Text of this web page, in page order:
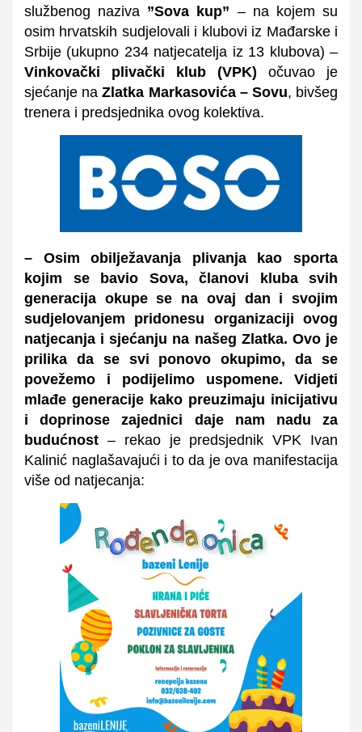
službenog naziva ”Sova kup” – na kojem su
osim hrvatskih sudjelovali i klubovi iz Mađarske i
Srbije (ukupno 234 natjecatelja iz 13 klubova) –
Vinkovački plivački klub (VPK) očuvao je
sjećanje naZlatka Markasovića – Sovu, bivšeg
trenera i predsjednika ovog kolektiva.
– Osim obilježavanja plivanja kao sporta
kojim se bavio Sova, članovi kluba svih
generacija okupe se na ovaj dan i svojim
sudjelovanjem pridonesu organizaciji ovog
natjecanja i sjećanju na našeg Zlatka. Ovo je
prilika da se svi ponovo okupimo, da se
povežemo i podijelimo uspomene. Vidjeti
mlađe generacije kako preuzimaju inicijativu
i doprinose zajednici daje nam nadu za
budućnost – rekao je predsjednik VPK Ivan
Kalinić naglašavajući i to da je ova manifestacija
više od natjecanja: